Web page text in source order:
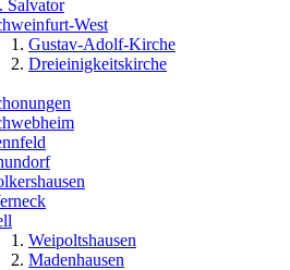
Salvator
West
Gustav-Adolf-Kirche
Dreieinigkeitskirche
Weipoltshausen
Madenhausen